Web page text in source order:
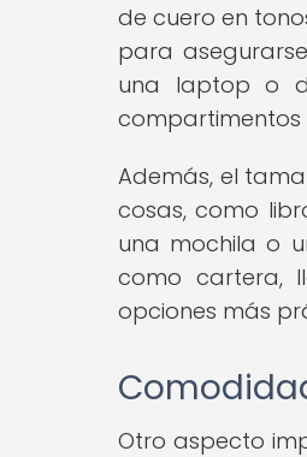
de cuero en
para
una laptop o
compartimentos
Además, el
cosas, como
una mochila o
como cartera,
opciones más
Otro aspecto